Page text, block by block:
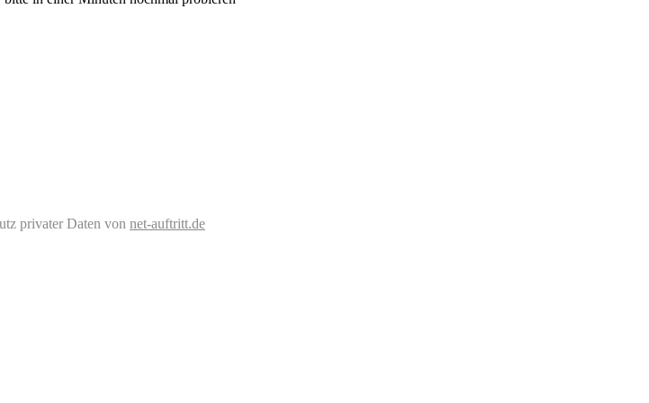
privater Daten von net-auftritt.de